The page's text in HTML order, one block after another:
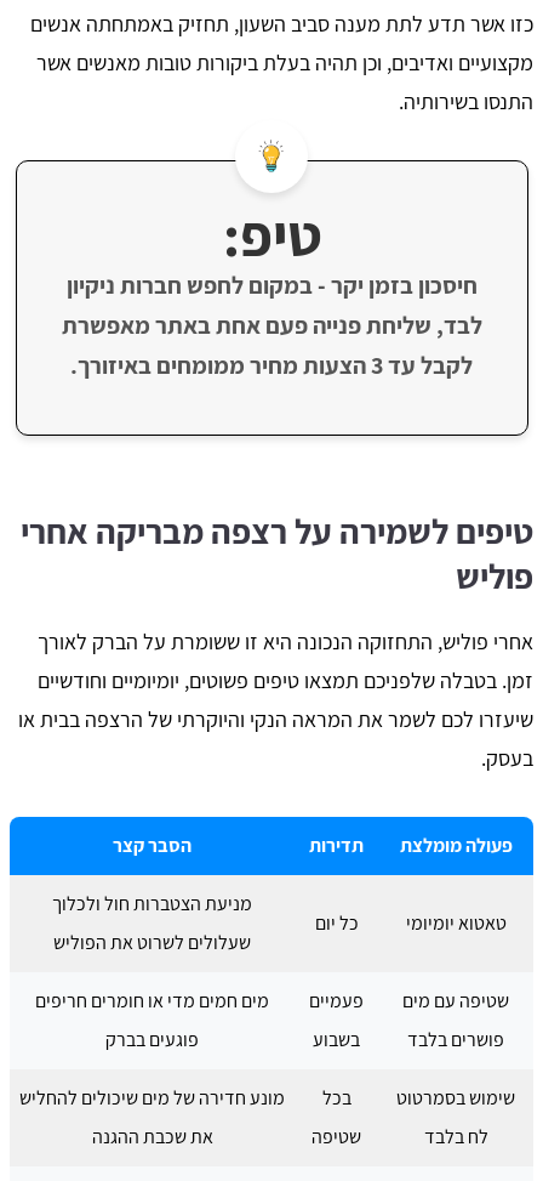
כזו אשר תדע לתת מענה סביב השעון, תחזיק באמתחתה אנשים
מקצועיים ואדיבים, וכן תהיה בעלת ביקורות טובות מאנשים אשר
התנסו בשירותיה.
טיפ:
חיסכון בזמן יקר - במקום לחפש חברות ניקיון
לבד, שליחת פנייה פעם אחת באתר מאפשרת
לקבל עד 3 הצעות מחיר ממומחים באיזורך.
טיפים לשמירה על רצפה מבריקה אחרי
פוליש
אחרי פוליש, התחזוקה הנכונה היא זו ששומרת על הברק לאורך
זמן. בטבלה שלפניכם תמצאו טיפים פשוטים, יומיומיים וחודשיים
שיעזרו לכם לשמר את המראה הנקי והיוקרתי של הרצפה בבית או
בעסק.
פעולה מומלצת תדירות הסבר קצר
טאטוא יומיומי כל יום
מניעת הצטברות חול ולכלוך
שעלולים לשרוט את הפוליש
שטיפה עם מים
פושרים בלבד
פעמיים
בשבוע
מים חמים מדי או חומרים חריפים
פוגעים בברק
שימוש בסמרטוט
לח בלבד
בכל
שטיפה
מונע חדירה של מים שיכולים להחליש
את שכבת ההגנה